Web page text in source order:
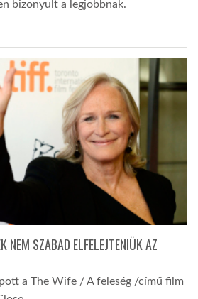
bizonyult a legjobbnak.
NEM SZABAD ELFELEJTENIÜK AZ
a The Wife / A feleség /című film